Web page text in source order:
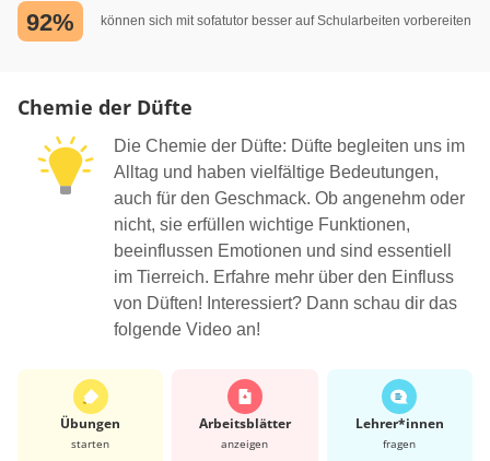
92% können sich mit sofatutor besser auf Schularbeiten vorbereiten
Chemie der Düfte
Die Chemie der Düfte: Düfte begleiten uns im
Alltag und haben vielfältige Bedeutungen,
auch für den Geschmack. Ob angenehm oder
nicht, sie erfüllen wichtige Funktionen,
beeinflussen Emotionen und sind essentiell
im Tierreich. Erfahre mehr über den Einfluss
von Düften! Interessiert? Dann schau dir das
folgende Video an!
Übungen
starten
Arbeits­blätter
anzeigen
Lehrer*​innen
fragen